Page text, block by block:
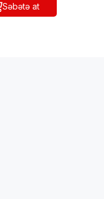
Səbətə at